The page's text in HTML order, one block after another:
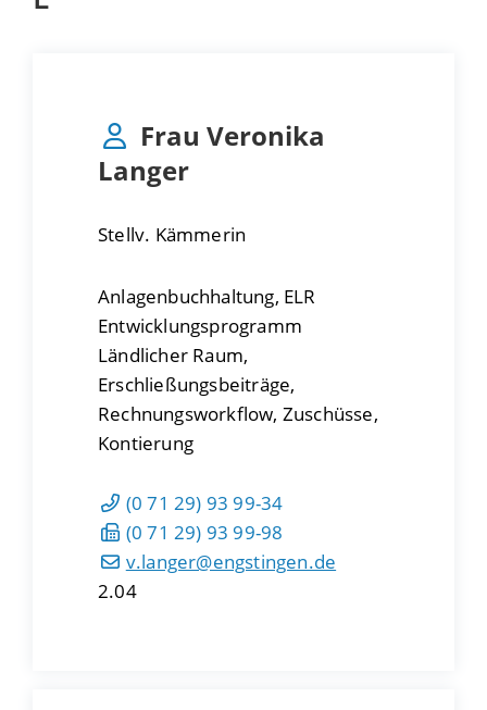
Frau Veronika
Langer
Stellv. Kämmerin
Anlagenbuchhaltung, ELR
Entwicklungsprogramm
Ländlicher Raum,
Erschließungsbeiträge,
Rechnungsworkflow, Zuschüsse,
Kontierung
(0 71 29) 93 99-34
(0 71 29) 93 99-98
v.langer@engstingen.de
2.04